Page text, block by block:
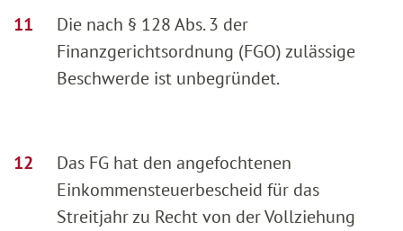
Die nach § 128 Abs. 3 der
Finanzgerichtsordnung (FGO) zulässige
Beschwerde ist unbegründet.
Das FG hat den angefochtenen
Einkommensteuerbescheid für das
Streitjahr zu Recht von der Vollziehung